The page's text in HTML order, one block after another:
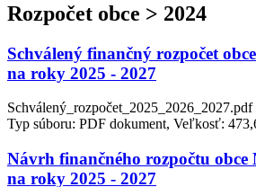
Rozpočet obce > 2024
Schválený finančný rozpočet
na roky 2025 - 2027
Schválený_rozpočet_2025_2026_2027.pdf
Typ súboru: PDF dokument, Veľkosť:
Návrh finančného rozpočtu obce
na roky 2025 - 2027